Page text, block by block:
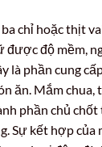
chỉ hoặc thịt
được độ mềm,
là phần cung
ăn. Mắm chua,
phần chủ
Sự kết hợp của